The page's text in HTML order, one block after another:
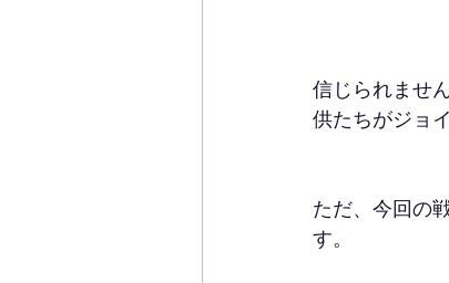
信じられませ
供たちがジョ
ただ、今回の
す。